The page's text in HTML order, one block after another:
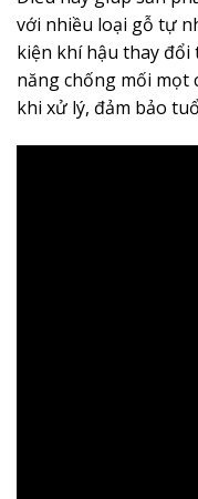
với nhiều loại gỗ tự
kiện khí hậu thay đổi
năng chống mối mọt
khi xử lý, đảm bảo